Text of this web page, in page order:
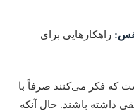
راهکارهایی برای
که فکر می‌کنند صرفاً با
داشته باشند. حال آنکه